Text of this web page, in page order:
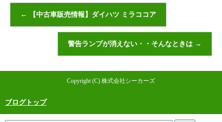
← 【中古車販売情報】ダイハツ ミラココア
警告ランプが消えない・・そんなときは →
Copyright (C) 株式会社シーカーズ
ブログトップ